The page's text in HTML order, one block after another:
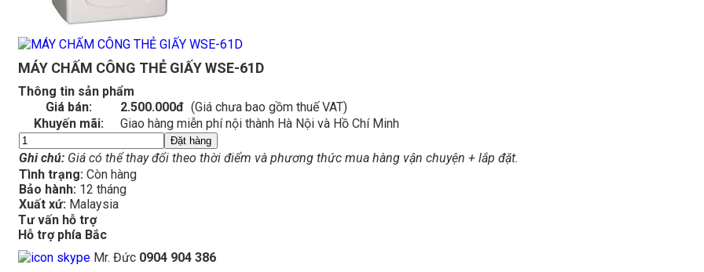
MÁY CHẤM CÔNG THẺ GIẤY WSE-61D
Thông tin sản phẩm
Giá bán:
2.500.000đ (Giá chưa bao gồm thuế VAT)
Khuyến mãi:
Giao hàng miễn phí nội thành Hà Nội và Hồ Chí Minh
Đặt hàng
Ghi chú: Giá có thể thay đổi theo thời điểm và phương thức mua hàng vận chuyện + lắp đặt.
Tình trạng: Còn hàng
Bảo hành: 12 tháng
Xuất xứ: Malaysia
Tư vấn hỗ trợ
Hỗ trợ phía Bắc
Mr. Đức 0904 904 386